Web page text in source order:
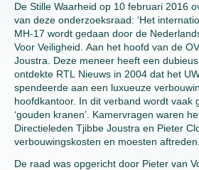
De Stille Waarheid op 10 februari 2016
van deze onderzoeksraad: ‘Het
MH-17 wordt gedaan door de
Voor Veiligheid. Aan het hoofd van de
Joustra. Deze meneer heeft een
ontdekte RTL Nieuws in 2004 dat het
spendeerde aan een luxueuze
hoofdkantoor. In dit verband wordt vaak
‘gouden kranen’. Kamervragen waren
Directieleden Tjibbe Joustra en Pieter
verbouwingskosten en moesten aftreden.
De raad was opgericht door Pieter van